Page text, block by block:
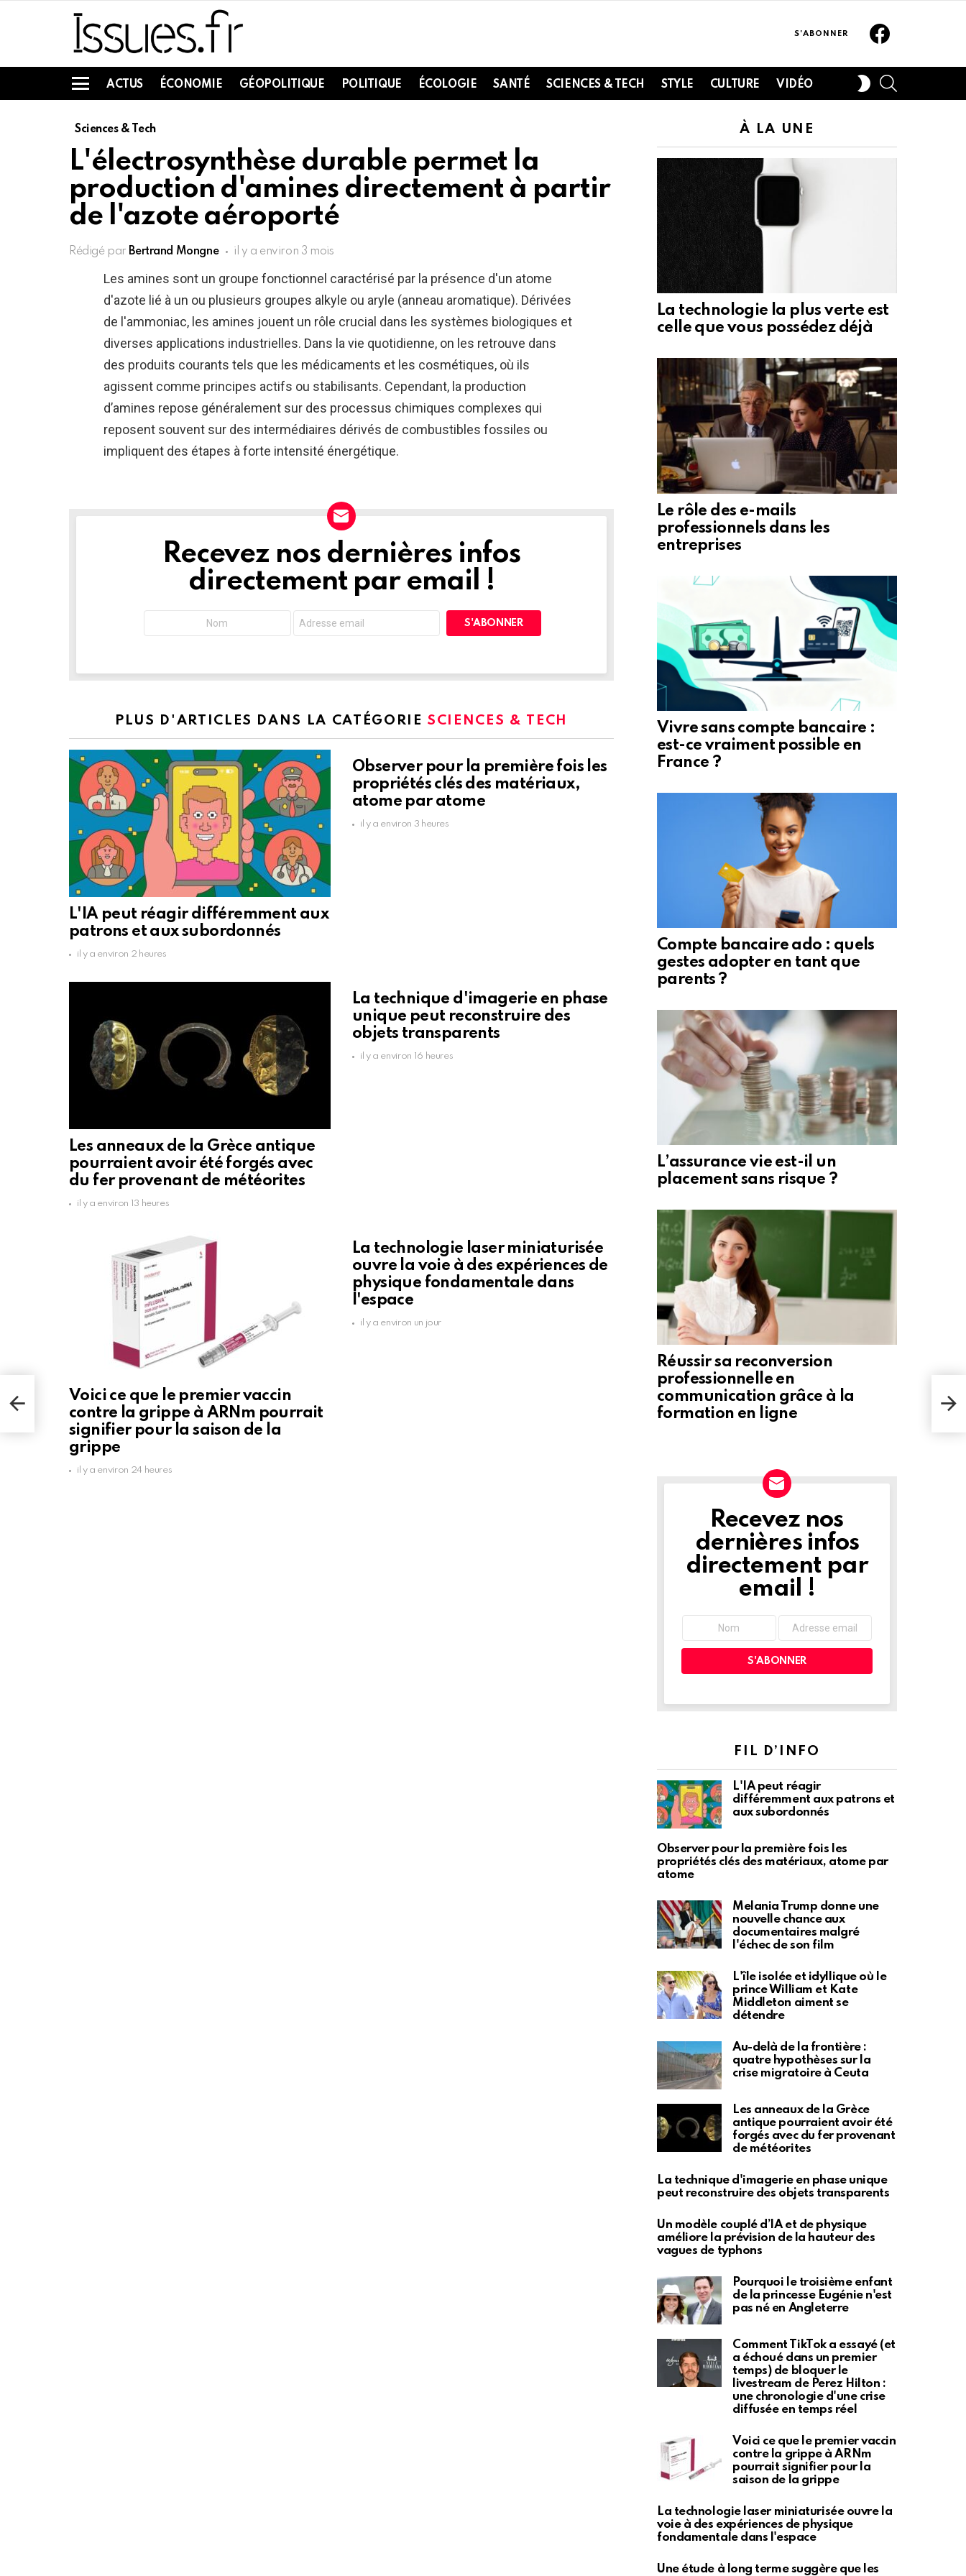
S'ABONNER
Menu
ACTUS ÉCONOMIE GÉOPOLITIQUE POLITIQUE ÉCOLOGIE SANTÉ SCIENCES & TECH STYLE CULTURE VIDÉO
SWITCH
SKIN
Sciences & Tech
L'électrosynthèse durable permet la
production d'amines directement à partir
de l'azote aéroporté
Rédigé par Bertrand Mongne il y a environ 3 mois
Les amines sont un groupe fonctionnel caractérisé par la présence d'un atome
d'azote lié à un ou plusieurs groupes alkyle ou aryle (anneau aromatique). Dérivées
de l'ammoniac, les amines jouent un rôle crucial dans les systèmes biologiques et
diverses applications industrielles. Dans la vie quotidienne, on les retrouve dans
des produits courants tels que les médicaments et les cosmétiques, où ils
agissent comme principes actifs ou stabilisants. Cependant, la production
d’amines repose généralement sur des processus chimiques complexes qui
reposent souvent sur des intermédiaires dérivés de combustibles fossiles ou
impliquent des étapes à forte intensité énergétique.
NEWSLETTERRecevez nos dernières infos
directement par email !
PLUS D'ARTICLES DANS LA CATÉGORIE SCIENCES & TECH
L'IA peut réagir différemment aux
patrons et aux subordonnés
il y a environ 2 heures
Observer pour la première fois les
propriétés clés des matériaux,
atome par atome
il y a environ 3 heures
Les anneaux de la Grèce antique
pourraient avoir été forgés avec
du fer provenant de météorites
il y a environ 13 heures
La technique d'imagerie en phase
unique peut reconstruire des
objets transparents
il y a environ 16 heures
Voici ce que le premier vaccin
contre la grippe à ARNm pourrait
signifier pour la saison de la
grippe
il y a environ 24 heures
La technologie laser miniaturisée
ouvre la voie à des expériences de
physique fondamentale dans
l'espace
il y a environ un jour
À LA UNE
La technologie la plus verte est
celle que vous possédez déjà
Le rôle des e-mails
professionnels dans les
entreprises
Vivre sans compte bancaire :
est-ce vraiment possible en
France ?
Compte bancaire ado : quels
gestes adopter en tant que
parents ?
L’assurance vie est-il un
placement sans risque ?
Réussir sa reconversion
professionnelle en
communication grâce à la
formation en ligne
NEWSLETTER
Recevez nos
dernières infos
directement par
email !
FIL D’INFO
L'IA peut réagir
différemment aux patrons et
aux subordonnés
Observer pour la première fois les
propriétés clés des matériaux, atome par
atome
Melania Trump donne une
nouvelle chance aux
documentaires malgré
l'échec de son film
L'île isolée et idyllique où le
prince William et Kate
Middleton aiment se
détendre
Au-delà de la frontière :
quatre hypothèses sur la
crise migratoire à Ceuta
Les anneaux de la Grèce
antique pourraient avoir été
forgés avec du fer provenant
de météorites
La technique d'imagerie en phase unique
peut reconstruire des objets transparents
Un modèle couplé d’IA et de physique
améliore la prévision de la hauteur des
vagues de typhons
Pourquoi le troisième enfant
de la princesse Eugénie n'est
pas né en Angleterre
Comment TikTok a essayé (et
a échoué dans un premier
temps) de bloquer le
livestream de Perez Hilton :
une chronologie d'une crise
diffusée en temps réel
Voici ce que le premier vaccin
contre la grippe à ARNm
pourrait signifier pour la
saison de la grippe
La technologie laser miniaturisée ouvre la
voie à des expériences de physique
fondamentale dans l'espace
Une étude à long terme suggère que les